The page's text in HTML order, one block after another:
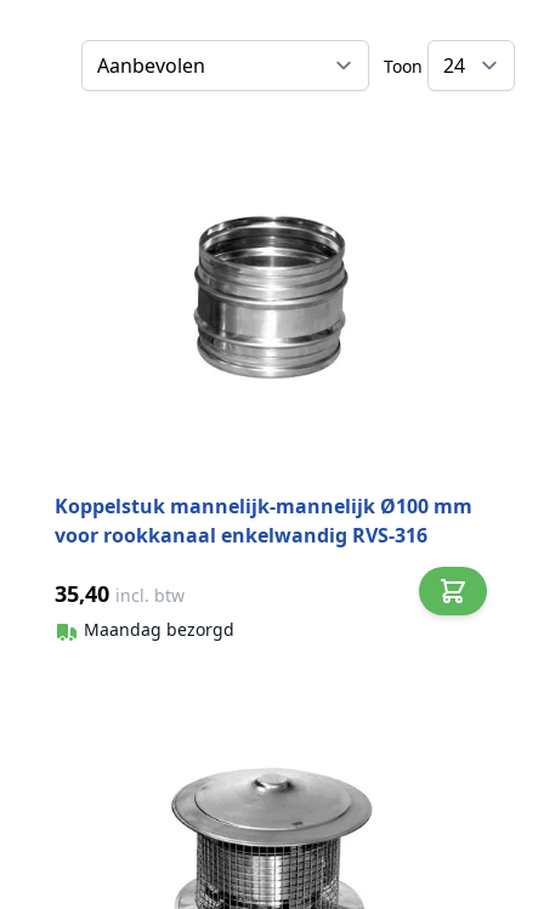
Sorteer op
Toon
Koppelstuk mannelijk-mannelijk Ø100 mm
voor rookkanaal enkelwandig RVS-316
35,40 incl. btw
Maandag bezorgd